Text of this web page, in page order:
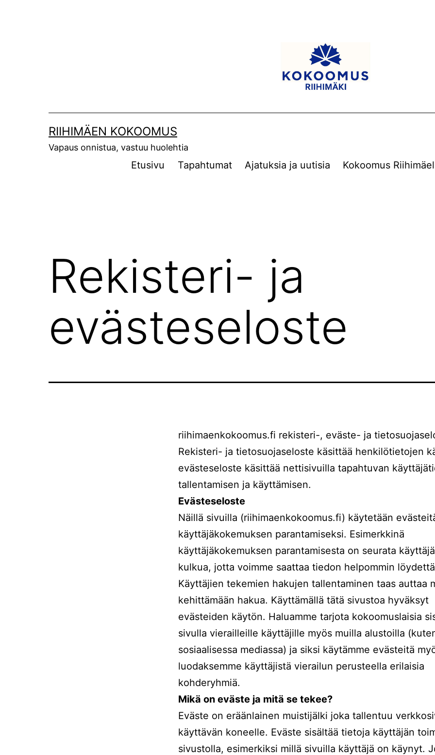
RIIHIMÄEN KOKOOMUS
Vapaus onnistua, vastuu huolehtia
Etusivu Tapahtumat Ajatuksia ja uutisia Kokoomus
Rekisteri- ja
evästeseloste
riihimaenkokoomus.fi rekisteri-, eväste- ja
Rekisteri- ja tietosuojaseloste käsittää henkilötietojen
evästeseloste käsittää nettisivuilla tapahtuvan
tallentamisen ja käyttämisen.
Evästeseloste
Näillä sivuilla (riihimaenkokoomus.fi) käytetään
käyttäjäkokemuksen parantamiseksi. Esimerkkinä
käyttäjäkokemuksen parantamisesta on seurata
kulkua, jotta voimme saattaa tiedon helpommin
Käyttäjien tekemien hakujen tallentaminen taas auttaa
kehittämään hakua. Käyttämällä tätä sivustoa hyväksyt
evästeiden käytön. Haluamme tarjota kokoomuslaisia
sivulla vierailleille käyttäjille myös muilla alustoilla
sosiaalisessa mediassa) ja siksi käytämme evästeitä
luodaksemme käyttäjistä vierailun perusteella erilaisia
kohderyhmiä.
Mikä on eväste ja mitä se tekee?
Eväste on eräänlainen muistijälki joka tallentuu
käyttävän koneelle. Eväste sisältää tietoja käyttäjän
sivustolla, esimerkiksi millä sivuilla käyttäjä on käynyt.